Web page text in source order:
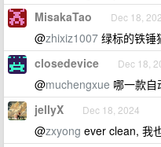
MisakaTao Dec 18,
@zhixiz1007 绿标的铁锤
closedevice Dec 18,
@muchengxue 哪一款自
jellyX Dec 18, 2024
@zxyong ever clean, 我